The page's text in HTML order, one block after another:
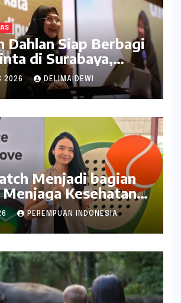
Dahlan Siap Berbagi
di Surabaya,
2026 DELIMA DEWI
Menjadi bagian
Kesehatan
PEREMPUAN INDONESIA